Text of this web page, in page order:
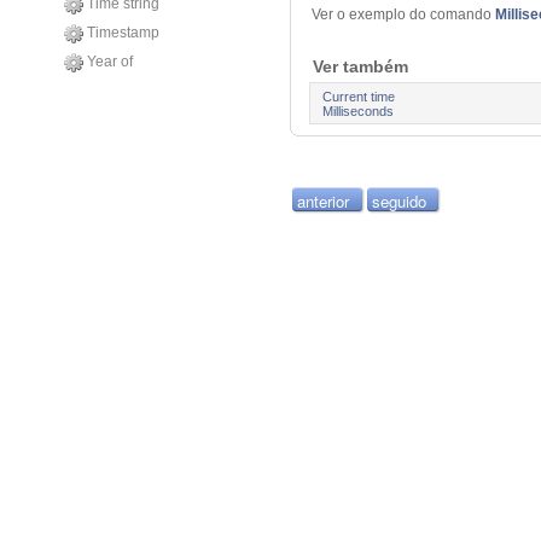
Time string
Timestamp
Year of
Ver o exemplo do comando
Ver também
Current time
Milliseconds
anterior seguido